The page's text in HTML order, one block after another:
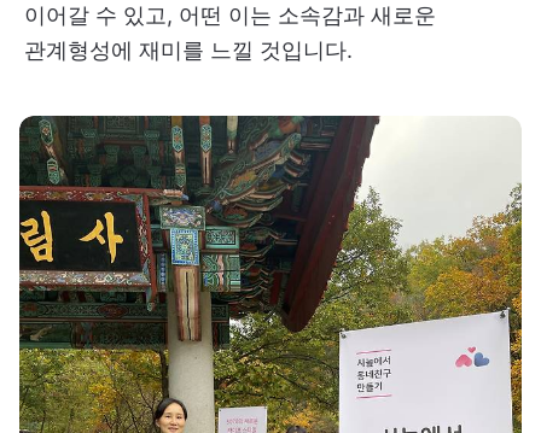
이어갈 수 있고, 어떤 이는 소속감과 새로운
관계형성에 재미를 느낄 것입니다.